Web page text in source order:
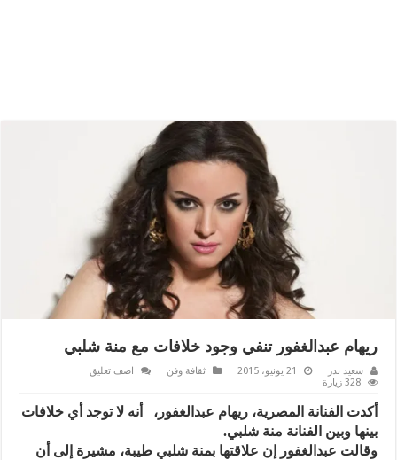
ريهام عبدالغفور تنفي وجود خلافات مع منة شلبي
سعيد بدر 21 يونيو، 2015 ثقافة وفن
اضف تعليق
328 زيارة
أكدت الفنانة المصرية، ريهام عبدالغفور، أنه لا توجد أي خلافات
بينها وبين الفنانة منة شلبي.
وقالت عبدالغفور إن علاقتها بمنة شلبي طيبة، مشيرة إلى أن